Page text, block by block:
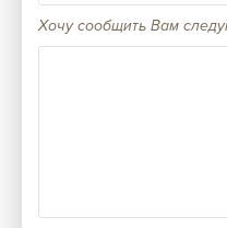
Хочу сообщить Вам